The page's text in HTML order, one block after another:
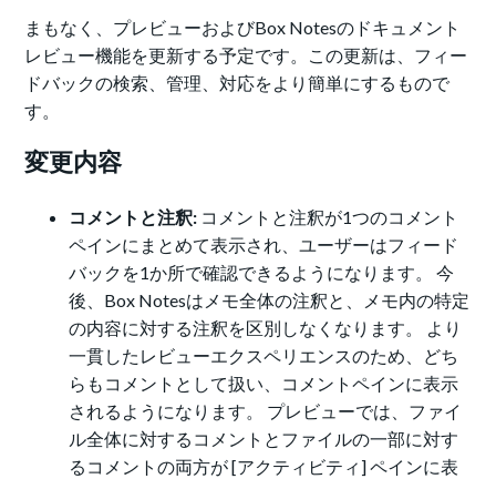
まもなく、プレビューおよびBox Notesのドキュメント
レビュー機能を更新する予定です。この更新は、フィー
ドバックの検索、管理、対応をより簡単にするもので
す。
変更内容
コメントと注釈: コメントと注釈が1つのコメント
ペインにまとめて表示され、ユーザーはフィード
バックを1か所で確認できるようになります。 今
後、Box Notesはメモ全体の注釈と、メモ内の特定
の内容に対する注釈を区別しなくなります。 より
一貫したレビューエクスペリエンスのため、どち
らもコメントとして扱い、コメントペインに表示
されるようになります。 プレビューでは、ファイ
ル全体に対するコメントとファイルの一部に対す
るコメントの両方が [アクティビティ] ペインに表